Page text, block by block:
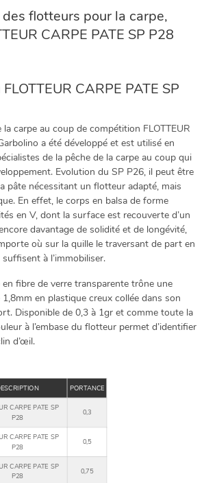
flotteurs pour la carpe,
CARPE PATE SP P28
CARPE PATE SP
carpe au coup de compétition FLOTTEUR
a été développé et est utilisé en
de la pêche de la carpe au coup qui
Evolution du SP P26, il peut être
pâte nécessitant un flotteur adapté, mais
En effet, le corps en balsa de forme
en V, dont la surface est recouverte d’un
davantage de solidité et de longévité,
où sur la quille le traversant de part en
à l’immobiliser.
fibre de verre transparente trône une
en plastique creux collée dans son
Disponible de 0,3 à 1gr et comme toute la
à l’embase du flotteur permet d’identifier
d’œil.
PORTANCE
CARPE PATE SP
P28
0,3
CARPE PATE SP
P28
0,5
CARPE PATE SP
P28
0,75